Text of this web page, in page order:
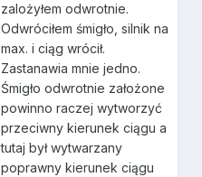
zalożyłem odwrotnie.
Odwróciłem śmigło, silnik na
max. i ciąg wrócił.
Zastanawia mnie jedno.
Śmigło odwrotnie założone
powinno raczej wytworzyć
przeciwny kierunek ciągu a
tutaj był wytwarzany
poprawny kierunek ciągu